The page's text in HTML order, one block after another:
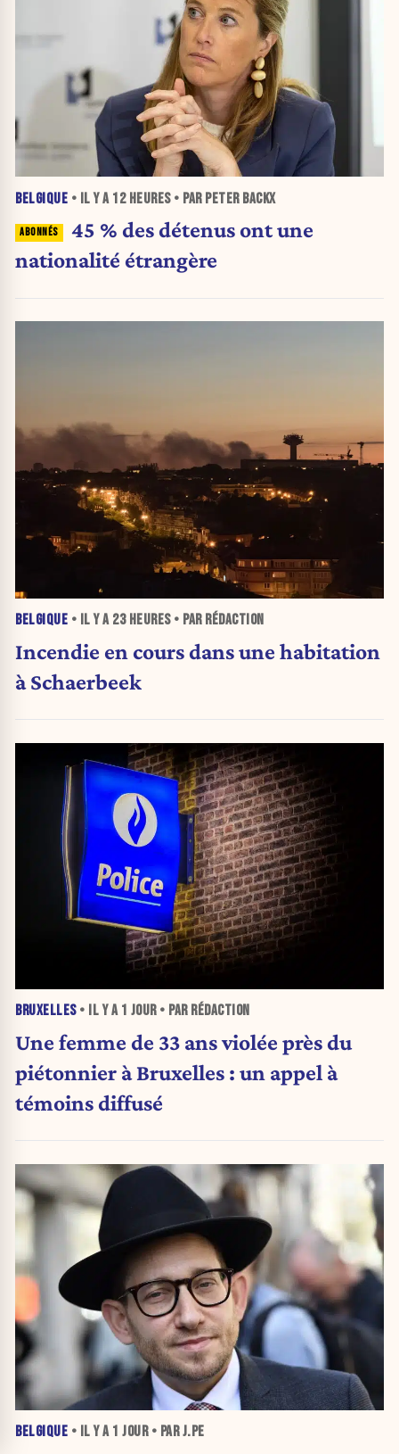
BELGIQUE • IL Y A 12 HEURES• PAR PETER BACKX
45 % des détenus ont une
nationalité étrangère
BELGIQUE • IL Y A 23 HEURES• PAR RÉDACTION
Incendie en cours dans une habitation
à Schaerbeek
BRUXELLES• IL Y A 1 JOUR• PAR RÉDACTION
Une femme de 33 ans violée près du
piétonnier à Bruxelles : un appel à
témoins diffusé
BELGIQUE • IL Y A 1 JOUR• PAR J.PE